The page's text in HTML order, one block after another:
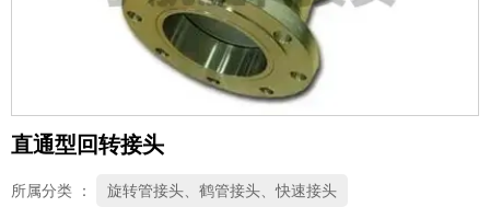
直通型回转接头
所属分类 ：
旋转管接头、鹤管接头、快速接头